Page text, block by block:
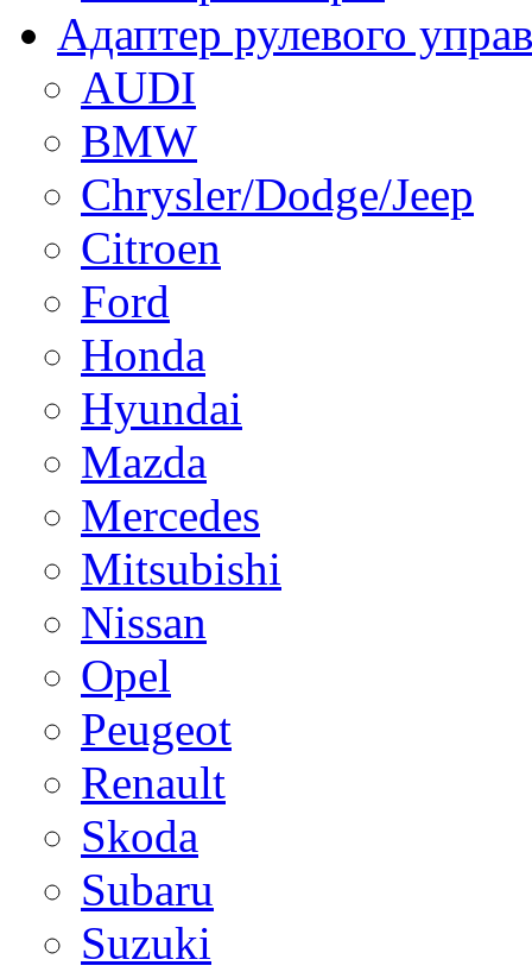
Адаптер рулевого
AUDI
BMW
Chrysler/Dodge/Jeep
Citroen
Ford
Honda
Hyundai
Mazda
Mercedes
Mitsubishi
Nissan
Opel
Peugeot
Renault
Skoda
Subaru
Suzuki